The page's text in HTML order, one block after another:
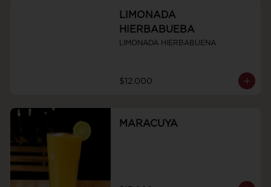
LIMONADA
HIERBABUEBA
LIMONADA HIERBABUENA
$12.000
MARACUYA